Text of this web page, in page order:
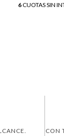
6CUOTAS SIN
CON